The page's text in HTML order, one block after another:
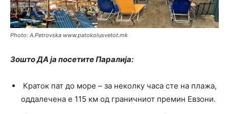
Photo: A.Petrovska www.patokolusvetot.mk
Зошто ДА ја посетите Паралија:
Краток пат до море – за неколку часа сте на плажа,
оддалечена е 115 км од граничниот премин Евзони.